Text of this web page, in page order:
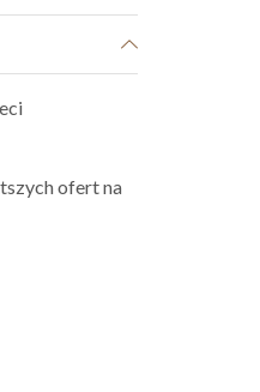
ofert na